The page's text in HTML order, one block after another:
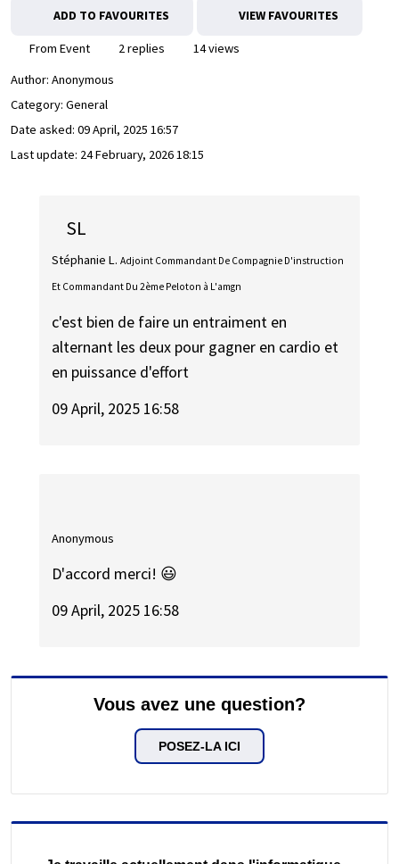
ADD TO FAVOURITES VIEW FAVOURITES
From Event 2 replies
14 views
Author: Anonymous
Category: General
Date asked: 09 April, 2025 16:57
Last update: 24 February, 2026 18:15
SL
Stéphanie L. Adjoint Commandant De Compagnie D'instruction
Et Commandant Du 2ème Peloton à L'amgn
c'est bien de faire un entraiment en
alternant les deux pour gagner en cardio et
en puissance d'effort
09 April, 2025 16:58
Anonymous
D'accord merci! 😃
09 April, 2025 16:58
Vous avez une question?
POSEZ-LA ICI